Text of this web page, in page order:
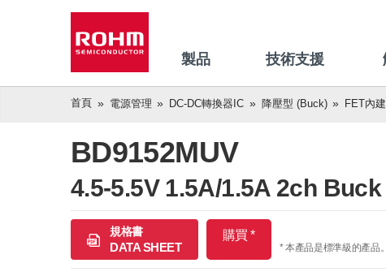
製品 技術支援
首頁 電源管理 DC-DC轉換器IC 降壓型 (Buck) FET內
BD9152MUV
4.5-5.5V 1.5A/1.5A 2ch
規格書
DATA SHEET
購買 *
* 本產品是標準級的產品